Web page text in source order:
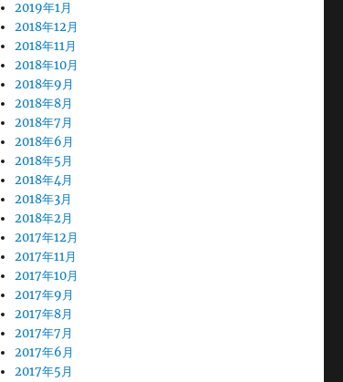
2019年1月
2018年12月
2018年11月
2018年10月
2018年9月
2018年8月
2018年7月
2018年6月
2018年5月
2018年4月
2018年3月
2018年2月
2017年12月
2017年11月
2017年10月
2017年9月
2017年8月
2017年7月
2017年6月
2017年5月